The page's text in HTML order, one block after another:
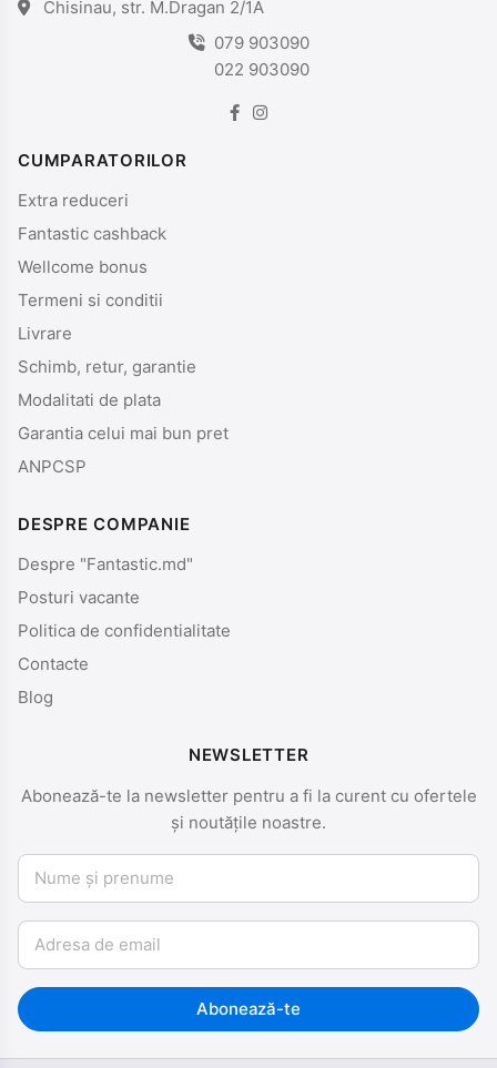
Chisinau, str. M.Dragan 2/1A
079 903090
022 903090
CUMPARATORILOR
Extra reduceri
Fantastic cashback
Wellcome bonus
Termeni si conditii
Livrare
Schimb, retur, garantie
Modalitati de plata
Garantia celui mai bun pret
ANPCSP
DESPRE COMPANIE
Despre "Fantastic.md"
Posturi vacante
Politica de confidentialitate
Contacte
Blog
NEWSLETTER
Abonează-te la newsletter pentru a fi la curent cu ofertele
și noutățile noastre.
Nume și prenume
Email
Abonează-te